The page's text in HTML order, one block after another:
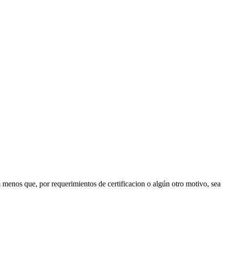
que, por requerimientos de certificacion o algún otro motivo, sea